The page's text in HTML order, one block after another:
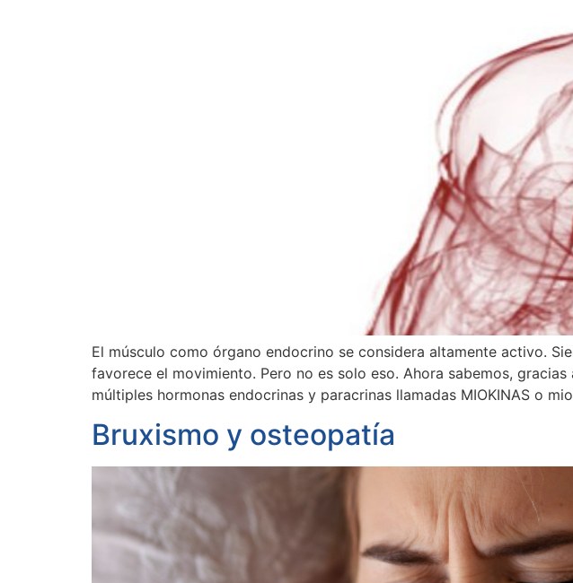
El músculo como órgano endocrino se considera altamente activo.
favorece el movimiento. Pero no es solo eso. Ahora sabemos,
múltiples hormonas endocrinas y paracrinas llamadas MIOKINAS o
Bruxismo y osteopatía